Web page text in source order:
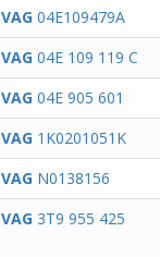
VAG 04E109479A
VAG 04E 109 119 C
VAG 04E 905 601
VAG 1K0201051K
VAG N0138156
VAG 3T9 955 425